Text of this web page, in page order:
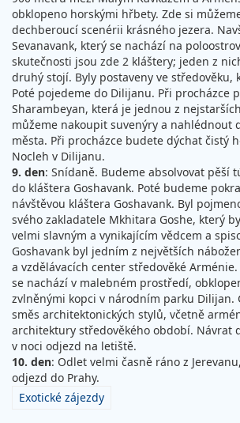
obklopeno horskými hřbety. Zde si
dechberoucí scenérii krásného jezera.
Sevanavank, který se nachází na
skutečnosti jsou zde 2 kláštery; jeden z
druhý stojí. Byly postaveny ve středověku,
Poté pojedeme do Dilijanu. Při procházce
Sharambeyan, která je jednou z
můžeme nakoupit suvenýry a nahlédnout
města. Při procházce budete dýchat čistý
Nocleh v Dilijanu.
9. den: Snídaně. Budeme absolvovat pěší
do kláštera Goshavank. Poté budeme
návštěvou kláštera Goshavank. Byl
svého zakladatele Mkhitara Goshe, který
velmi slavným a vynikajícím vědcem a
Goshavank byl jedním z největších
a vzdělávacích center středověké
se nachází v malebném prostředí,
zvlněnými kopci v národním parku Dilijan.
směs architektonických stylů, včetně
architektury středověkého období. Návrat
v noci odjezd na letiště.
10. den: Odlet velmi časně ráno z
odjezd do Prahy.
Exotické zájezdy